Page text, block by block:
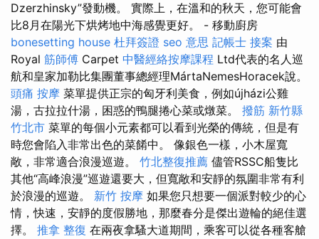
Dzerzhinsky”發動機。 實際上，在溫和的秋天，您可能會
比8月在陽光下烘烤地中海感覺更好。 - 移動廚房
bonesetting house 杜拜簽證 seo 意思 記帳士 接案 由
Royal 筋師傅 Carpet 中醫經絡按摩課程 Ltd代表的名人巡
航和皇家加勒比集團董事總經理MártaNemesHoracek說。
頭痛 按摩 菜單提供正宗的匈牙利美食，例如újházi公雞
湯，古拉拉什湯，困惑的鴨腿捲心菜或燉菜。 撥筋 新竹縣
竹北市 菜單的每個小元素都可以看到光榮的傳統，但是有
時您會陷入非常出色的菜餚中。 像銀色一樣，小木屋寬
敞，非常適合浪漫巡遊。 竹北整復推薦 儘管RSSC船隻比
其他“高峰浪漫”巡遊還要大，但寬敞和安靜的氛圍非常有利
於浪漫的巡遊。 新竹 按摩 如果您只想要一個派對較少的心
情，快速，安靜的度假勝地，那麼春分是傑出遊輪的絕佳選
擇。 推拿 整復 在兩夜拿騷大道期間，乘客可以從各種客艙